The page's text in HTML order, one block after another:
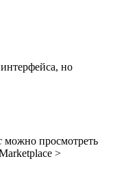
но
можно просмотреть
>